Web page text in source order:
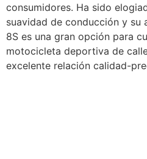
consumidores. Ha sido
suavidad de conducción y su
8S es una gran opción para
motocicleta deportiva de
excelente relación calidad-